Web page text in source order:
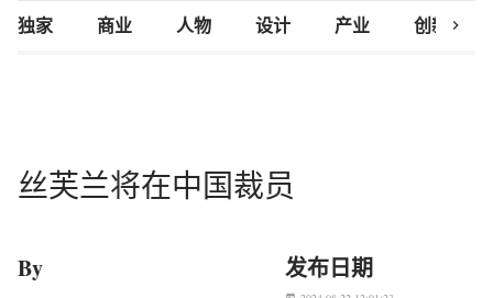
独家 商业 人物 设计 产业 创新研究
chevron_right
丝芙兰将在中国裁员
By 发布日期